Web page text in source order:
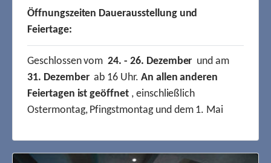
Öffnungszeiten Dauerausstellung und
Feiertage:
Geschlossen vom24. - 26. Dezember und am
31. Dezemberab 16 Uhr. An allen anderen
Feiertagen ist geöffnet, einschließlich
Ostermontag, Pfingstmontag und dem 1. Mai